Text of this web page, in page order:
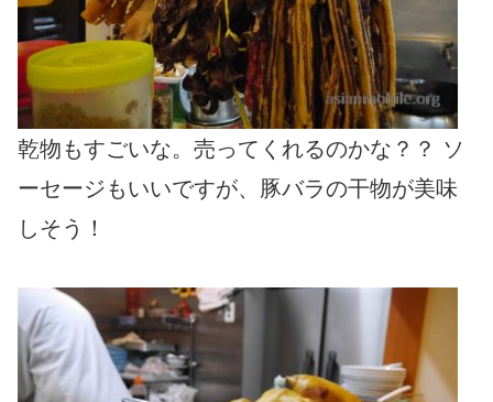
乾物もすごいな。売ってくれるのかな？？ ソ
ーセージもいいですが、豚バラの干物が美味
しそう！